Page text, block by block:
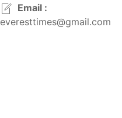
Email :
everesttimes@gmail.com